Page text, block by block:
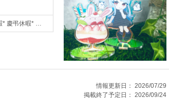
* 慶弔休暇* …
情報更新日： 2026/07/29
掲載終了予定日： 2026/09/24